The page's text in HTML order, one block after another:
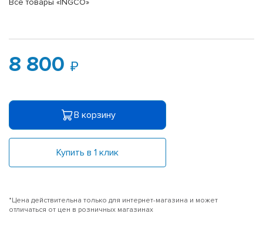
Все товары «INGCO»
8 800
В корзину
Купить в 1 клик
*Цена действительна только для интернет-магазина и может
отличаться от цен в розничных магазинах